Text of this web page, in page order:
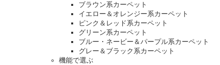
ブラウン系カーペット
イエロー＆オレンジー系カーペット
ピンク＆レッド系カーペット
グリーン系カーペット
ブルー・ネービー＆パープル系カーペット
グレー＆ブラック系カーペット
機能で選ぶ